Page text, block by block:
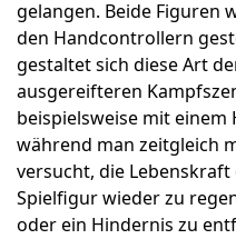
gelangen. Beide Figuren
den Handcontrollern
gestaltet sich diese Art
ausgereifteren
beispielsweise mit
während man zeitgleich
versucht, die
Spielfigur wieder zu
oder ein Hindernis zu